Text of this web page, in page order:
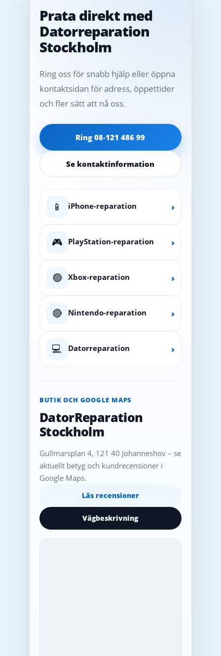
Prata direkt med
Datorreparation
Stockholm
Ring oss för snabb hjälp eller öppna
kontaktsidan för adress, öppettider
och fler sätt att nå oss.
Ring 08‑121 486 99
Se kontaktinformation
📱 iPhone-reparation ›
🎮 PlayStation-reparation ›
🟢 Xbox-reparation ›
🔴 Nintendo-reparation ›
💻 Datorreparation ›
BUTIK OCH GOOGLE MAPS
DatorReparation
Stockholm
Gullmarsplan 4, 121 40 Johanneshov – se
aktuellt betyg och kundrecensioner i
Google Maps.
Läs recensioner
Vägbeskrivning